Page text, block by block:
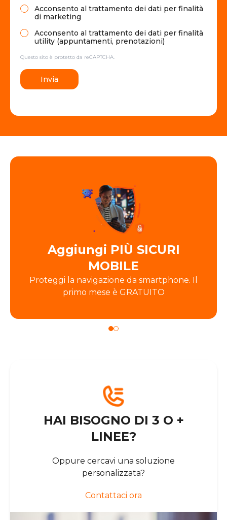
Acconsento al trattamento dei dati per finalità
di marketing
Acconsento al trattamento dei dati per finalità
utility (appuntamenti, prenotazioni)
Questo sito è protetto da reCAPTCHA.
Invia
Aggiungi PIÙ SICURI
MOBILE
Proteggi la navigazione da smartphone. Il
primo mese è GRATUITO
HAI BISOGNO DI 3 O +
LINEE?
Oppure cercavi una soluzione
personalizzata?
Contattaci ora